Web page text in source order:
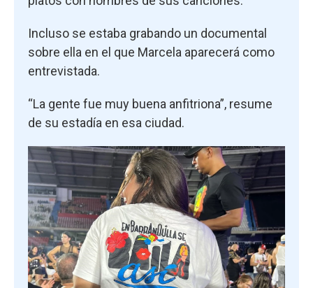
Incluso se estaba grabando un documental
sobre ella en el que Marcela aparecerá como
entrevistada.
“La gente fue muy buena anfitriona”, resume
de su estadía en esa ciudad.